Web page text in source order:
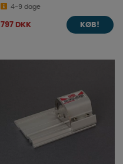
4-9 dage
797 DKK KØB!